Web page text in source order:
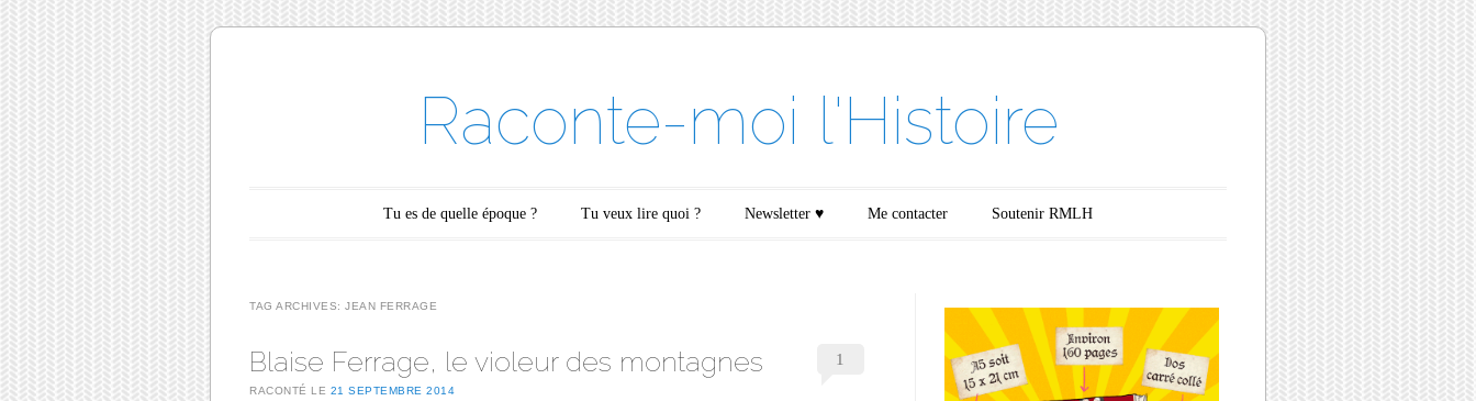
Raconte-moi l'Histoire
Main menuTu es de quelle époque ? Tu veux lire quoi ? Newsletter ♥ Me contacter Soutenir RMLH
TAG ARCHIVES: JEAN FERRAGE
Blaise Ferrage, le violeur des montagnes
RACONTÉ LE 21 SEPTEMBRE 2014
1